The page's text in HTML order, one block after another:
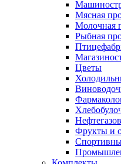
Мясная
Молочная
Рыбная
Цветы
Фрукты и